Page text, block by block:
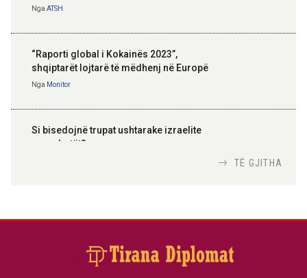
Nga ATSH
“Raporti global i Kokainës 2023”,
shqiptarët lojtarë të mëdhenj në Europë
Nga Monitor
Si bisedojnë trupat ushtarake izraelite
me robotët?
inteligjente izraelite
TË GJITHA